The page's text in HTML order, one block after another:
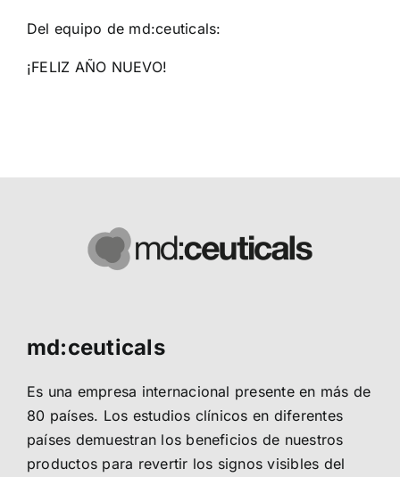
Del equipo de md:ceuticals:
¡FELIZ AÑO NUEVO!
md:ceuticals
Es una empresa internacional presente en más de
80 países. Los estudios clínicos en diferentes
países demuestran los beneficios de nuestros
productos para revertir los signos visibles del